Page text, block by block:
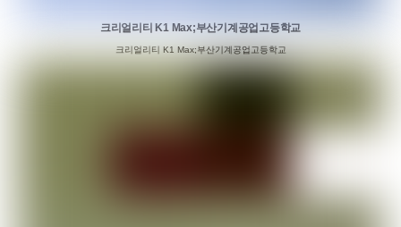
크리얼리티 K1 Max;부산기계공업고등학교
크리얼리티 K1 Max;부산기계공업고등학교